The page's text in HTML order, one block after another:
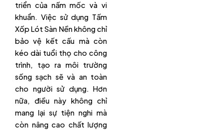
triển của nấm mốc và vi
khuẩn. Việc sử dụng Tấm
Xốp Lót Sàn Nền không chỉ
bảo vệ kết cấu mà còn
kéo dài tuổi thọ cho công
trình, tạo ra môi trường
sống sạch sẽ và an toàn
cho người sử dụng. Hơn
nữa, điều này không chỉ
mang lại sự tiện nghi mà
còn nâng cao chất lượng